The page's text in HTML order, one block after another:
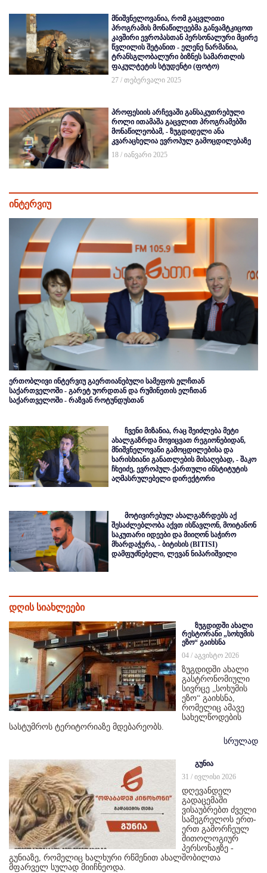
მნიშვნელოვანია, რომ გაცვლითი
პროგრამის მონაწილეებმა განვამტკიცოთ
კავშირი ევროპასთან პერსონალური მცირე
წვლილის შეტანით - ელენე ნარმანია,
ტრანსგლობალური ბიზნეს სამართლის
ფაკულტეტის სტუდენტი (ფოტო)
27 / თებერვალი 2025
პროფესიის არჩევაში განსაკუთრებული
როლი ითამაშა გაცვლით პროგრამებში
მონაწილეობამ, - ზუგდიდელი ანა
კვარაცხელია ევროპულ გამოცდილებაზე
18 / იანვარი 2025
ინტერვიუ
ერთობლივი ინტერვიუ გაერთიანებული სამეფოს ელჩთან
საქართველოში - გარეტ უორდთან და რუმინეთის ელჩთან
საქართველოში - რაზვან როტუნდუსთან
ჩვენი მიზანია, რაც შეიძლება მეტი
ახალგაზრდა მოვიცვათ რეგიონებიდან,
მნიშვნელოვანი გამოცდილებისა და
ხარისხიანი განათლების მისაღებად, - შაკო
ჩხეიძე, ევროპულ-ქართული ინსტიტუტის
აღმასრულებელი დირექტორი
მოტივირებულ ახალგაზრდებს აქ
შესაძლებლობა აქვთ ისწავლონ, მოიტანონ
საკუთარი იდეები და მიიღონ საჭირო
მხარდაჭერა, - ბიტისის (BITISI)
დამფუძნებელი, ლევან ნიპარიშვილი
დღის სიახლეები
ზუგდიდში ახალი
რესტორანი „სოხუმის
ეზო“ გაიხსნა
04 / აგვისტო 2026
ზუგდიდში ახალი
გასტრონომიული
სივრცე „სოხუმის
ეზო“ გაიხსნა,
რომელიც ამავე
სახელწოდების
სასტუმროს ტერიტორიაზე მდებარეობს.
სრულად
გუნია
31 / ივლისი 2026
დღევანდელ
გადაცემაში
ვისაუბრებთ ძველი
სამეგრელოს ერთ-
ერთ გამორჩეულ
მითოლოგიურ
პერსონაჟზე -
გუნიაზე, რომელიც ხალხური რწმენით ახალშობილთა
მფარველ სულად მიიჩნეოდა.